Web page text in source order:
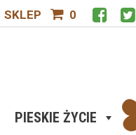
SKLEP 0
PIESKIE ŻYCIE